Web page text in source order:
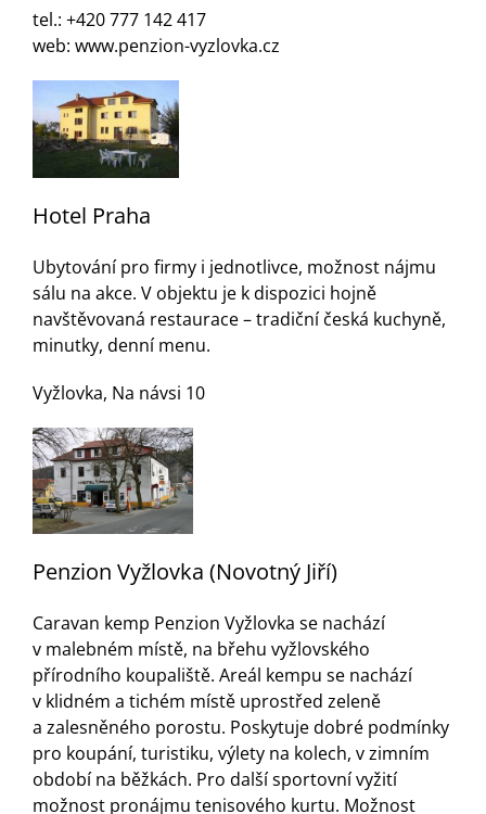
tel.: +420 777 142 417
web: www.penzion-vyzlovka.cz
Hotel Praha
Ubytování pro firmy i jednotlivce, možnost nájmu
sálu na akce. V objektu je k dispozici hojně
navštěvovaná restaurace – tradiční česká kuchyně,
minutky, denní menu.
Vyžlovka, Na návsi 10
Penzion Vyžlovka (Novotný Jiří)
Caravan kemp Penzion Vyžlovka se nachází
v malebném místě, na břehu vyžlovského
přírodního koupaliště. Areál kempu se nachází
v klidném a tichém místě uprostřed zeleně
a zalesněného porostu. Poskytuje dobré podmínky
pro koupání, turistiku, výlety na kolech, v zimním
období na běžkách. Pro další sportovní vyžití
možnost pronájmu tenisového kurtu. Možnost